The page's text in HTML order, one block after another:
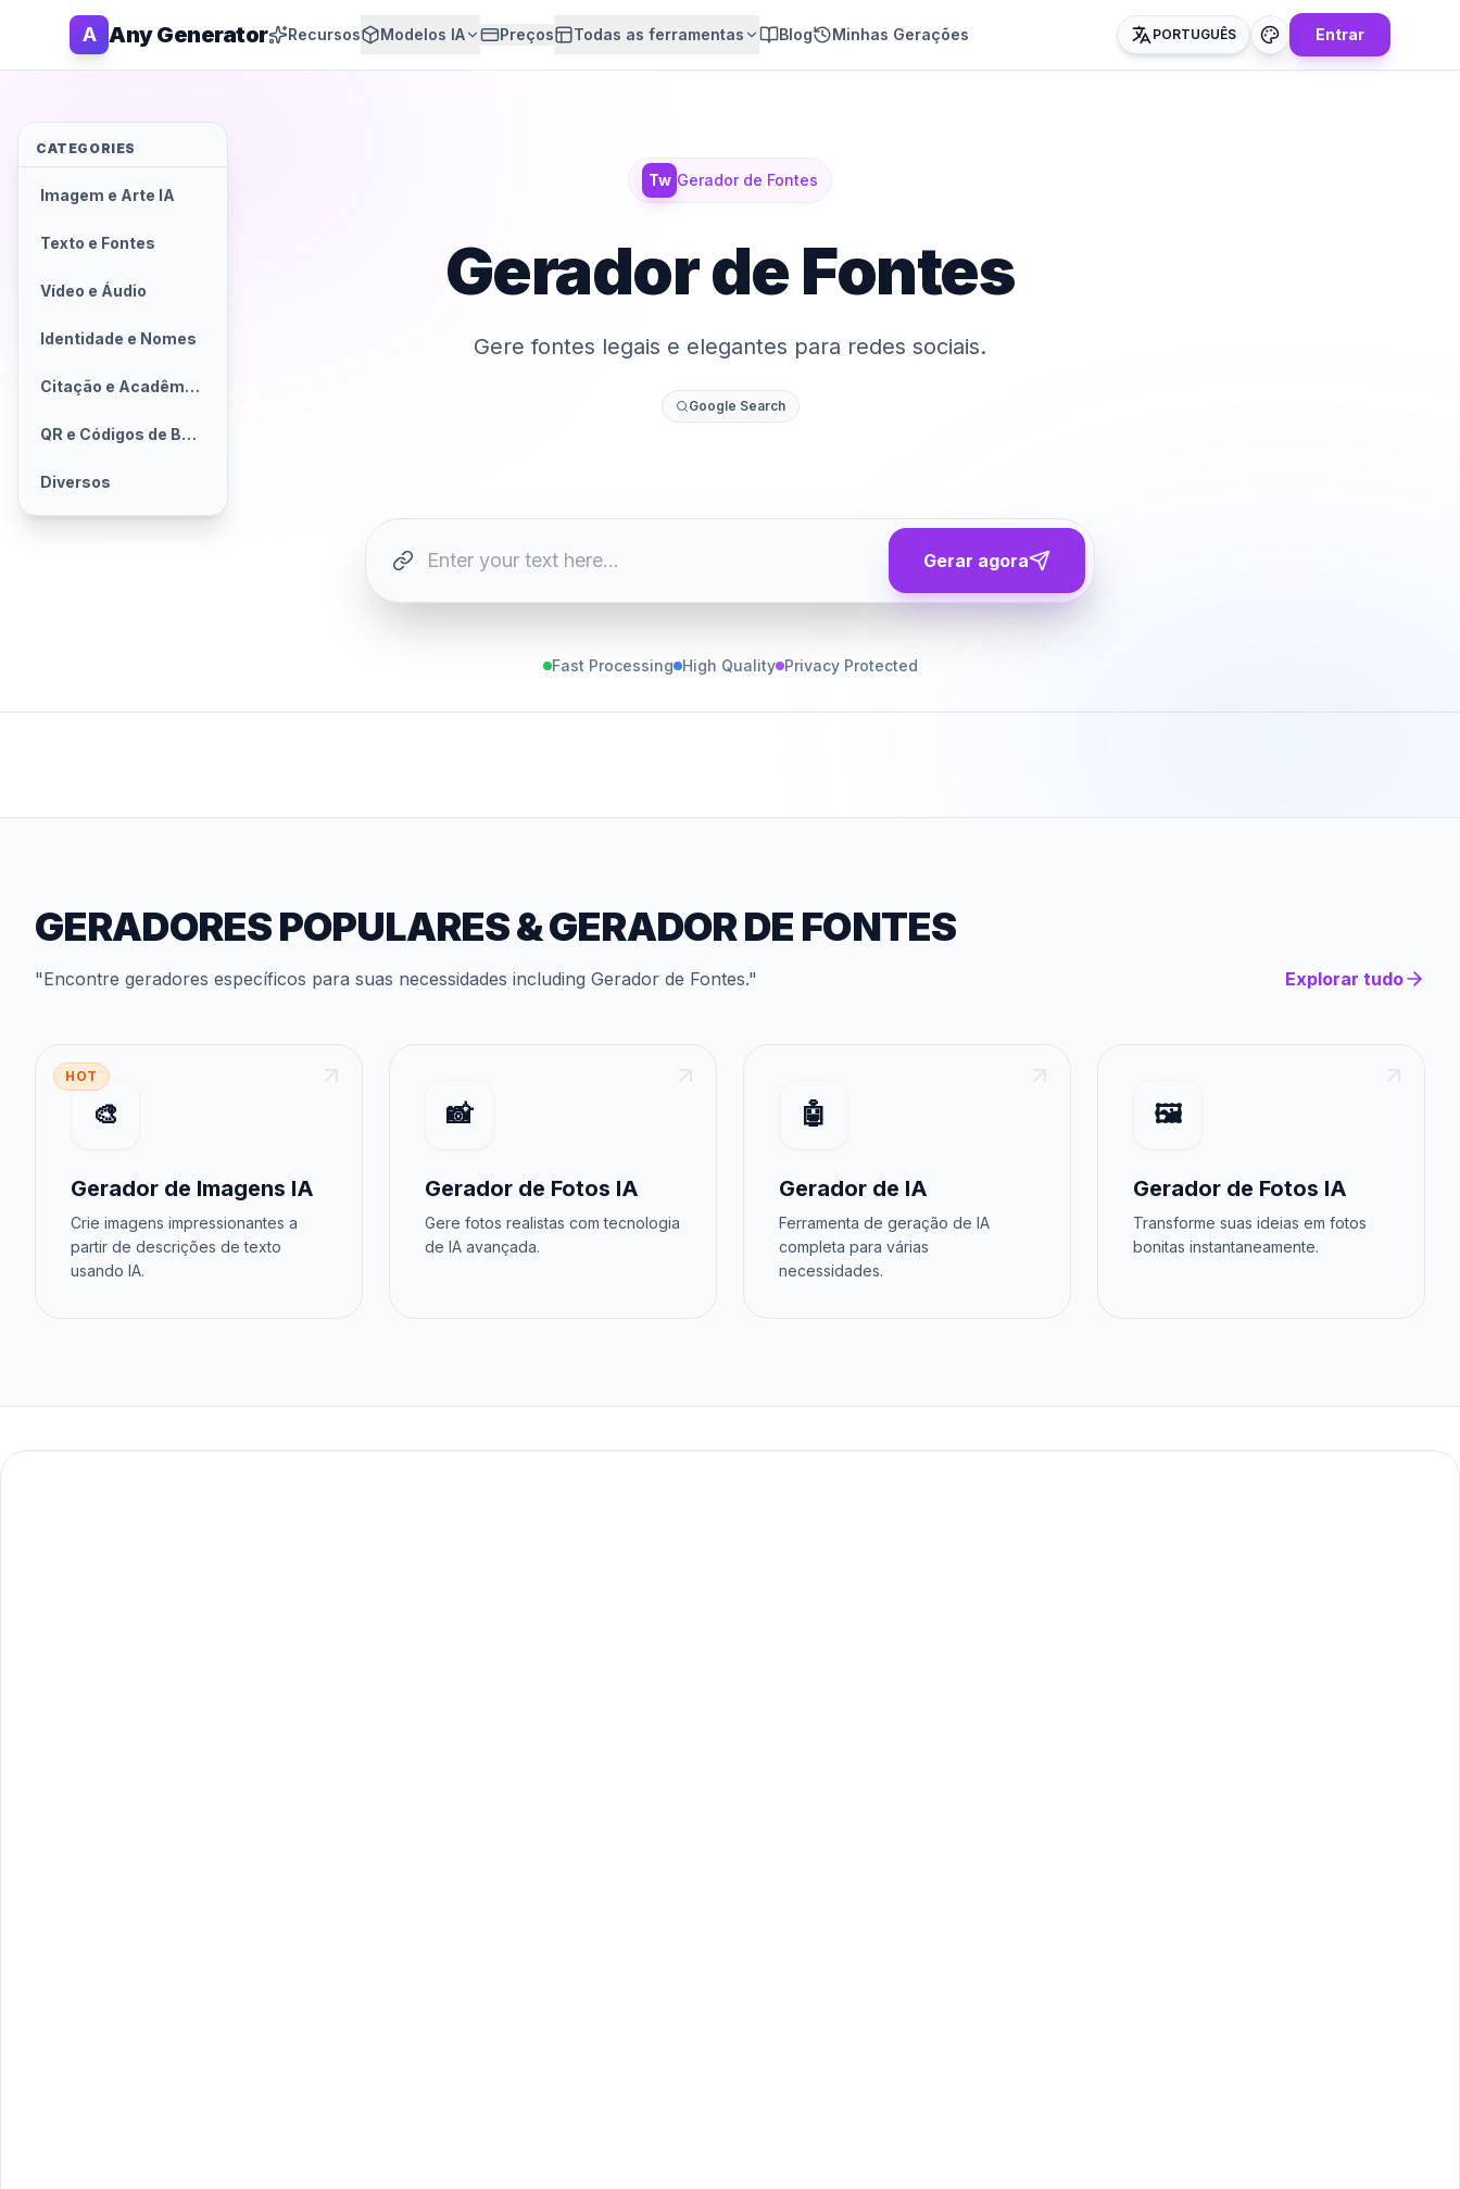
A Any Generator Recursos Modelos IA Preços Todas as ferramentas Blog Minhas Gerações PORTUGUÊS Entrar
Tw Gerador de Fontes
Gerador de Fontes
Gere fontes legais e elegantes para redes sociais.
Google Search
Gerar agora
Fast Processing High Quality Privacy Protected
GERADORES POPULARES&GERADOR DE FONTES
"Encontre geradores específicos para suas necessidades including Gerador de Fontes." Explorar tudo
HOT
🎨
Gerador de Imagens IA
Crie imagens impressionantes a
partir de descrições de texto
usando IA.
📸
Gerador de Fotos IA
Gere fotos realistas com tecnologia
de IA avançada.
🤖
Gerador de IA
Ferramenta de geração de IA
completa para várias
necessidades.
🖼️
Gerador de Fotos IA
Transforme suas ideias em fotos
bonitas instantaneamente.
CATEGORIES
Imagem e Arte IA
Texto e Fontes
Vídeo e Áudio
Identidade e Nomes
Citação e Acadêmico
QR e Códigos de Barras
Diversos